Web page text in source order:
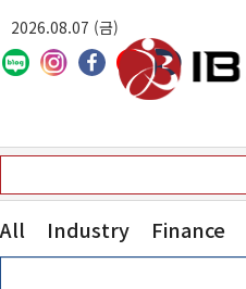
2026.08.07 (금)
All Industry Finance